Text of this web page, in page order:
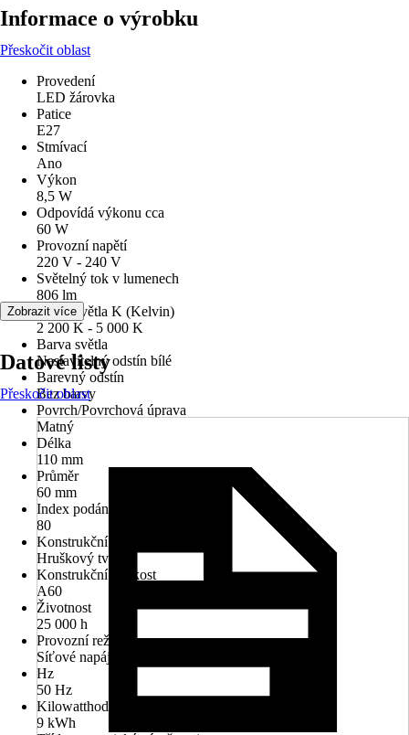
Informace o výrobku
Přeskočit oblast
Provedení
LED žárovka
Patice
E27
Stmívací
Ano
Výkon
8,5 W
Odpovídá výkonu cca
60 W
Provozní napětí
220 V - 240 V
Světelný tok v lumenech
806 lm
Barva světla K (Kelvin)
2 200 K - 5 000 K
Barva světla
Nastavitelný odstín bílé
Barevný odstín
Bez barvy
Povrch/Povrchová úprava
Matný
Délka
110 mm
Průměr
60 mm
Index podání barev (Ra)
80
Konstrukční provedení
Hruškový tvar
Konstrukční velikost
A60
Životnost
25 000 h
Provozní režim
Síťové napájení
Hz
50 Hz
Kilowatthodiny/1000 h
9 kWh
Zobrazit více
Datové listy
Přeskočit oblast